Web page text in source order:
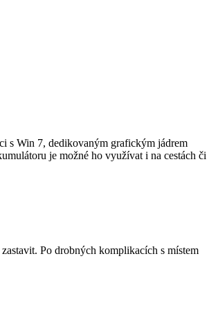
s Win 7, dedikovaným grafickým jádrem
je možné ho využívat i na cestách či
Po drobných komplikacích s místem